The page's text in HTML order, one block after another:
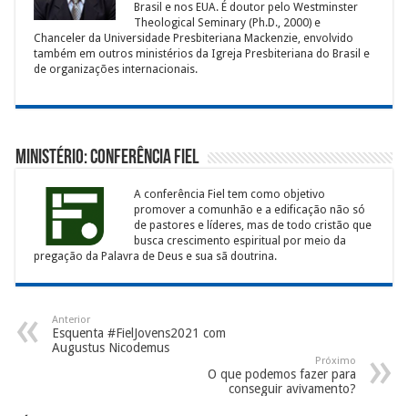
Brasil e nos EUA. É doutor pelo Westminster
Theological Seminary (Ph.D., 2000) e
Chanceler da Universidade Presbiteriana Mackenzie, envolvido
também em outros ministérios da Igreja Presbiteriana do Brasil e
de organizações internacionais.
Ministério: Conferência Fiel
A conferência Fiel tem como objetivo
promover a comunhão e a edificação não só
de pastores e líderes, mas de todo cristão que
busca crescimento espiritual por meio da
pregação da Palavra de Deus e sua sã doutrina.
Anterior
Esquenta #FielJovens2021 com
Augustus Nicodemus
Próximo
O que podemos fazer para
conseguir avivamento?